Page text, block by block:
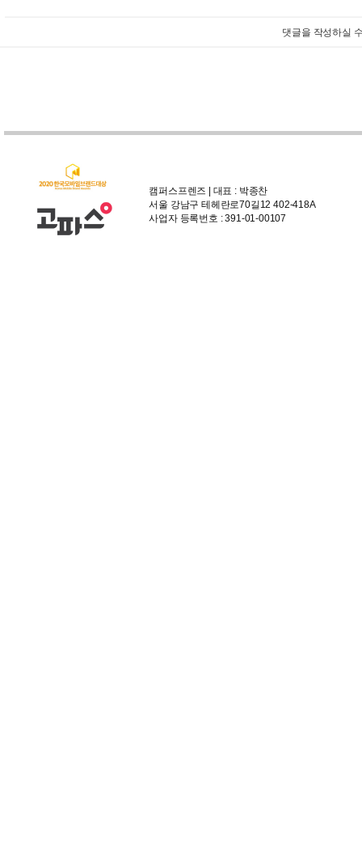
댓글을 작성하실
캠퍼스프렌즈 | 대표 : 박종찬
서울 강남구 테헤란로70길12 402-418A
사업자 등록번호 : 391-01-00107